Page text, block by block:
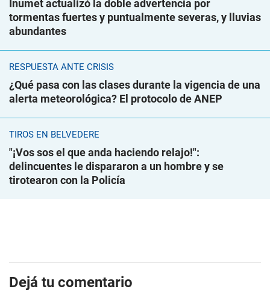
Inumet actualizó la doble advertencia por
tormentas fuertes y puntualmente severas, y lluvias
abundantes
RESPUESTA ANTE CRISIS
¿Qué pasa con las clases durante la vigencia de una
alerta meteorológica? El protocolo de ANEP
TIROS EN BELVEDERE
"¡Vos sos el que anda haciendo relajo!":
delincuentes le dispararon a un hombre y se
tirotearon con la Policía
Dejá tu comentario